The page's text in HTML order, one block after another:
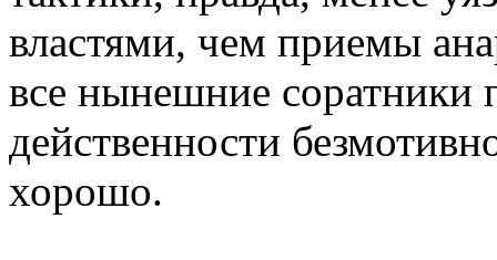
властями, чем приемы
все нынешние
действенности
хорошо.